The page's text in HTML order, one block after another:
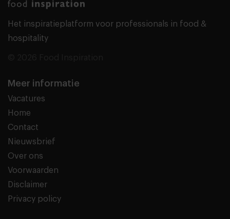
Het inspiratieplatform voor professionals in food &
hospitality
Meer informatie
Vacatures
Home
Contact
Nieuwsbrief
Over ons
Voorwaarden
Disclaimer
Privacy policy